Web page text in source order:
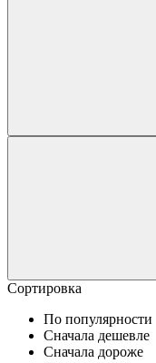
Сортировка
По популярности
Сначала дешевле
Сначала дороже